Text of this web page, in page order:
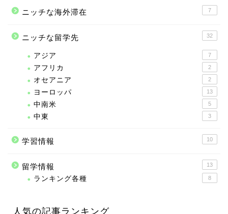
ニッチな海外滞在 7
ニッチな留学先 32
アジア 7
アフリカ 2
オセアニア 2
ヨーロッパ 13
中南米 5
中東 3
学習情報 10
留学情報 13
ランキング各種 8
人気の記事ランキング